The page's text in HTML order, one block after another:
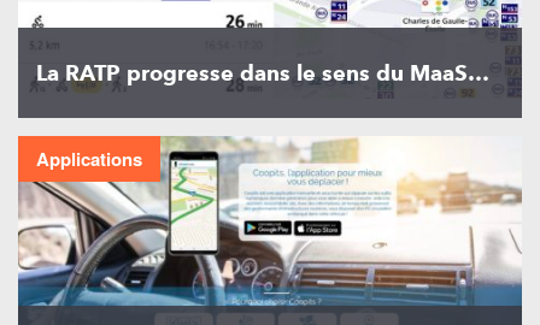
La RATP progresse dans le sens du MaaS…
Applications